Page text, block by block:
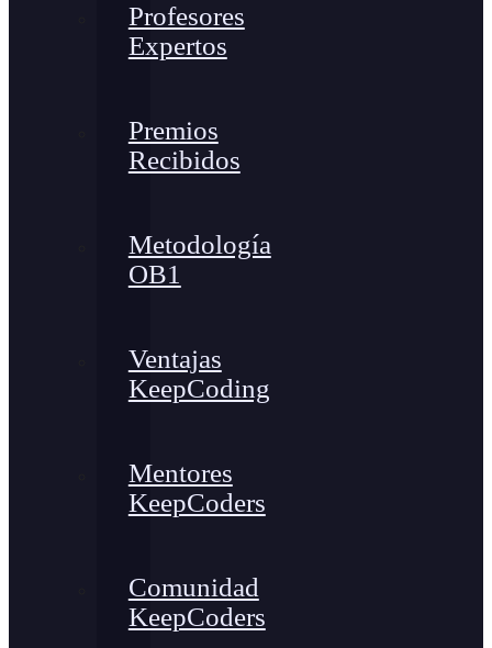
Profesores
Expertos
Premios
Recibidos
Metodología
OB1
Ventajas
KeepCoding
Mentores
KeepCoders
Comunidad
KeepCoders